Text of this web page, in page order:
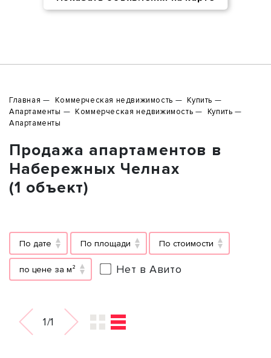
Главная Коммерческая недвижимость
Купить
Апартаменты
Коммерческая недвижимость
Купить
Апартаменты
Продажа апартаментов в
Набережных Челнах
(1 объект)
По дате По площади По стоимости
по цене за м² Нет в Авито
1/1